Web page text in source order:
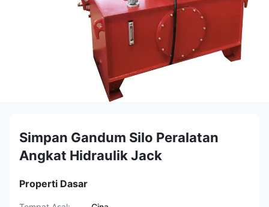
Simpan Gandum Silo Peralatan
Angkat Hidraulik Jack
Properti Dasar